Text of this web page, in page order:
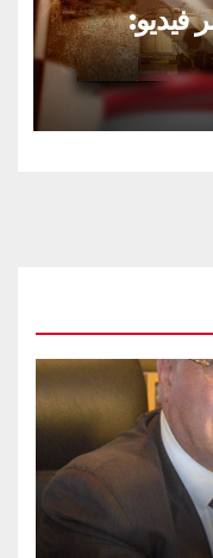
فيديو: